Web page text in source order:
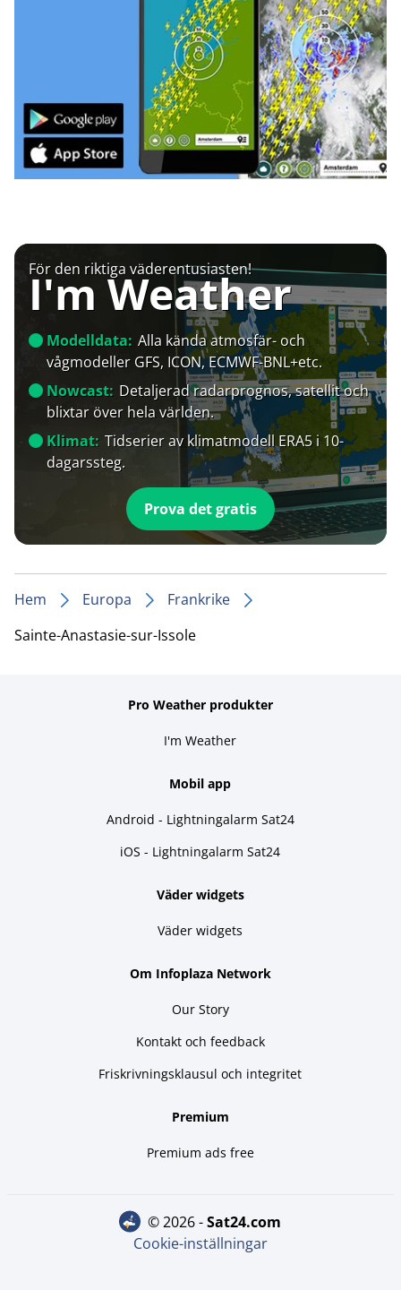
För den riktiga väderentusiasten!
I'm Weather
Modelldata: Alla kända atmosfär- och
vågmodeller GFS, ICON, ECMWF-BNL+etc.
Nowcast: Detaljerad radarprognos, satellit och
blixtar över hela världen.
Klimat: Tidserier av klimatmodell ERA5 i 10-
dagarssteg.
Prova det gratis
Hem Europa
Frankrike
Sainte-Anastasie-sur-Issole
Pro Weather produkter
I'm Weather
Mobil app
Android - Lightningalarm Sat24
iOS - Lightningalarm Sat24
Väder widgets
Väder widgets
Om Infoplaza Network
Our Story
Kontakt och feedback
Friskrivningsklausul och integritet
Premium
Premium ads free
© 2026 - sat24.com
Cookie-inställningar